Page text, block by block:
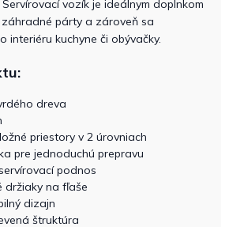
vozík je ideálnym doplnkom
párty a zároveň sa
interiéru kuchyne či obývačky.
dreva
priestory v 2 úrovniach
pre jednoduchú prepravu
podnos
držiaky na fľaše
dizajn
štruktúra